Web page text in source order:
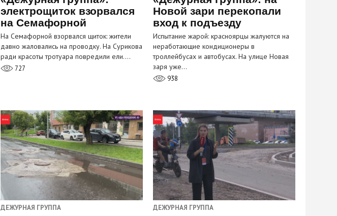
электрощиток взорвался
на Семафорной
На Семафорной взорвался щиток: жители
давно жаловались на проводку. На Сурикова
ради красоты тротуара повредили ели.…
727
Новой зари перекопали
вход к подъезду
Испытание жарой: красноярцы жалуются на
неработающие кондиционеры в
троллейбусах и автобусах. На улице Новая
заря уже…
938
ДЕЖУРНАЯ ГРУППА ДЕЖУРНАЯ ГРУППА